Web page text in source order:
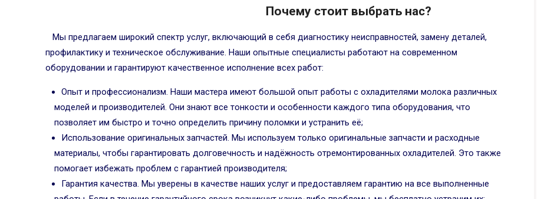
Почему стоит выбрать нас?
Мы предлагаем широкий спектр услуг, включающий в себя диагностику неисправностей, замену деталей,
профилактику и техническое обслуживание. Наши опытные специалисты работают на современном
оборудовании и гарантируют качественное исполнение всех работ:
Опыт и профессионализм. Наши мастера имеют большой опыт работы с охладителями молока различных
моделей и производителей. Они знают все тонкости и особенности каждого типа оборудования, что
позволяет им быстро и точно определить причину поломки и устранить её;
Использование оригинальных запчастей. Мы используем только оригинальные запчасти и расходные
материалы, чтобы гарантировать долговечность и надёжность отремонтированных охладителей. Это также
помогает избежать проблем с гарантией производителя;
Гарантия качества. Мы уверены в качестве наших услуг и предоставляем гарантию на все выполненные